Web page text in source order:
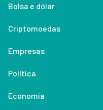
Bolsa e dólar
Criptomoedas
Empresas
Política
Economia